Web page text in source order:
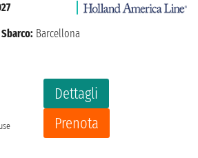
Dettagli
Prenota
Sbarco: Barcellona